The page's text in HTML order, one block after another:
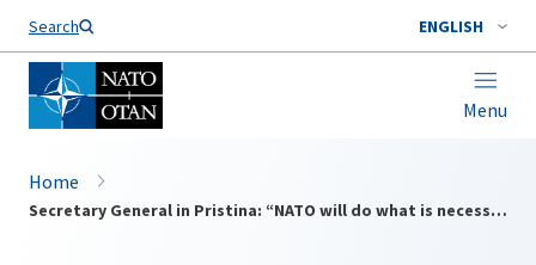
Search ENGLISH
Menu
Home
Secretary General in Pristina: “NATO will do what is necessary to maintain a safe and secure environment in Kosovo”